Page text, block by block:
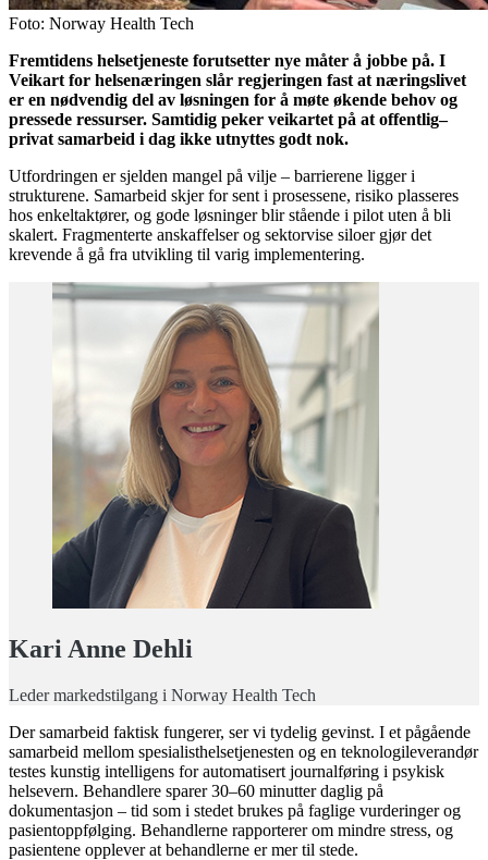
Foto: Norway Health Tech
Fremtidens helsetjeneste forutsetter nye måter å jobbe på. I
Veikart for helsenæringen slår regjeringen fast at næringslivet
er en nødvendig del av løsningen for å møte økende behov og
pressede ressurser. Samtidig peker veikartet på at offentlig–
privat samarbeid i dag ikke utnyttes godt nok.
Utfordringen er sjelden mangel på vilje – barrierene ligger i
strukturene. Samarbeid skjer for sent i prosessene, risiko plasseres
hos enkeltaktører, og gode løsninger blir stående i pilot uten å bli
skalert. Fragmenterte anskaffelser og sektorvise siloer gjør det
krevende å gå fra utvikling til varig implementering.
Kari Anne Dehli
Leder markedstilgang i Norway Health Tech
Der samarbeid faktisk fungerer, ser vi tydelig gevinst. I et pågående
samarbeid mellom spesialisthelsetjenesten og en teknologileverandør
testes kunstig intelligens for automatisert journalføring i psykisk
helsevern. Behandlere sparer 30–60 minutter daglig på
dokumentasjon – tid som i stedet brukes på faglige vurderinger og
pasientoppfølging. Behandlerne rapporterer om mindre stress, og
pasientene opplever at behandlerne er mer til stede.